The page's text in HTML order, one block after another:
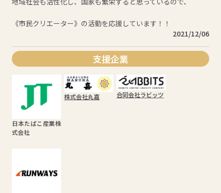
《市民クリエーター》の活動を応援しています！！
2021/12/06
支援企業
日本たばこ産業株
式会社
株式会社丸嘉 合同会社ラビッツ